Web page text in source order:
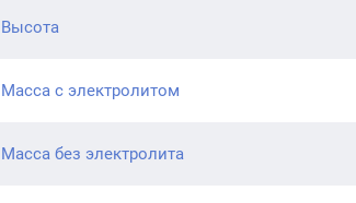
Высота
Масса с электролитом
Масса без электролита